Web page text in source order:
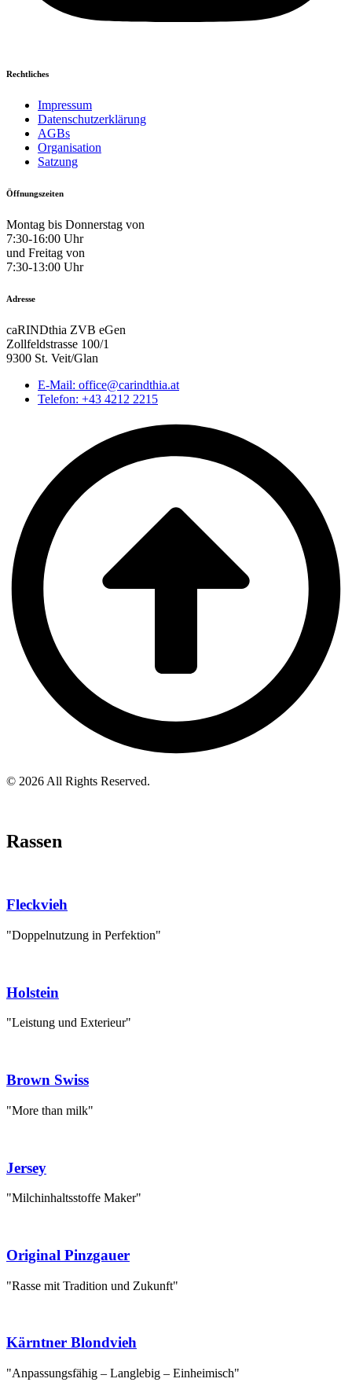
Rechtliches
Impressum
Datenschutzerklärung
AGBs
Organisation
Satzung
Öffnungszeiten
Montag bis Donnerstag von
7:30-16:00 Uhr
und Freitag von
7:30-13:00 Uhr
Adresse
caRINDthia ZVB eGen
Zollfeldstrasse 100/1
9300 St. Veit/Glan
E-Mail: office@carindthia.at
Telefon: +43 4212 2215
© 2026 All Rights Reserved.
Rassen
Fleckvieh
"Doppelnutzung in Perfektion"
Holstein
"Leistung und Exterieur"
Brown Swiss
"More than milk"
Jersey
"Milchinhaltsstoffe Maker"
Original Pinzgauer
"Rasse mit Tradition und Zukunft"
Kärntner Blondvieh
"Anpassungsfähig – Langlebig – Einheimisch"